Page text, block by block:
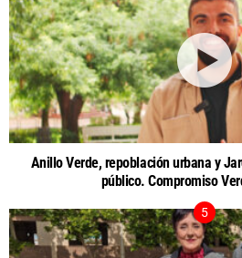
Anillo Verde, repoblación urbana y
público. Compromiso